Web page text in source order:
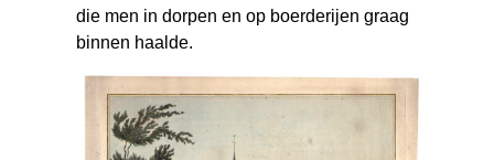
die men in dorpen en op boerderijen graag
binnen haalde.